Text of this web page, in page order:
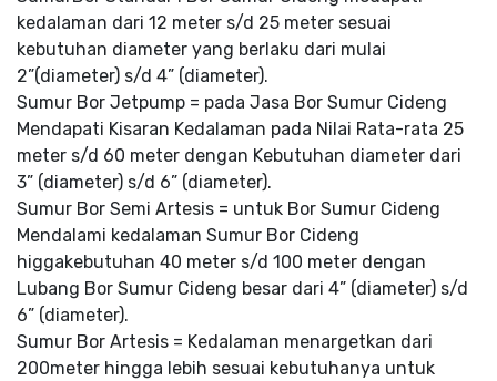
kedalaman dari 12 meter s/d 25 meter sesuai
kebutuhan diameter yang berlaku dari mulai
2”(diameter) s/d 4” (diameter).
Sumur Bor Jetpump = pada Jasa Bor Sumur Cideng
Mendapati Kisaran Kedalaman pada Nilai Rata-rata 25
meter s/d 60 meter dengan Kebutuhan diameter dari
3” (diameter) s/d 6” (diameter).
Sumur Bor Semi Artesis = untuk Bor Sumur Cideng
Mendalami kedalaman Sumur Bor Cideng
higgakebutuhan 40 meter s/d 100 meter dengan
Lubang Bor Sumur Cideng besar dari 4” (diameter) s/d
6” (diameter).
Sumur Bor Artesis = Kedalaman menargetkan dari
200meter hingga lebih sesuai kebutuhanya untuk